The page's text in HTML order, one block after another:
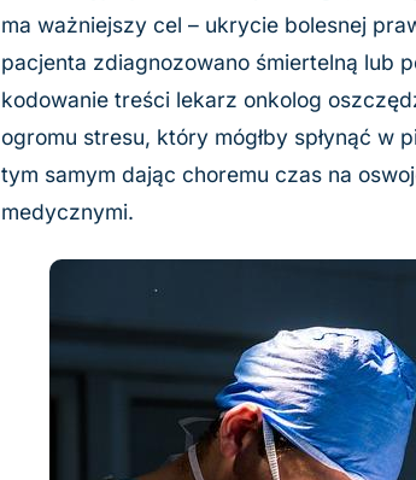
ma ważniejszy cel – ukrycie bolesnej
pacjenta zdiagnozowano śmiertelną lub
kodowanie treści lekarz onkolog
ogromu stresu, który mógłby spłynąć
tym samym dając choremu czas na
medycznymi.